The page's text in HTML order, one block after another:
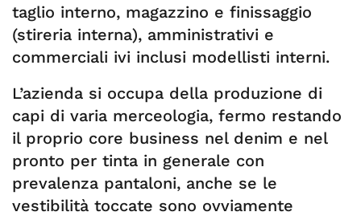
taglio interno, magazzino e finissaggio
(stireria interna), amministrativi e
commerciali ivi inclusi modellisti interni.
L’azienda si occupa della produzione di
capi di varia merceologia, fermo restando
il proprio core business nel denim e nel
pronto per tinta in generale con
prevalenza pantaloni, anche se le
vestibilità toccate sono ovviamente